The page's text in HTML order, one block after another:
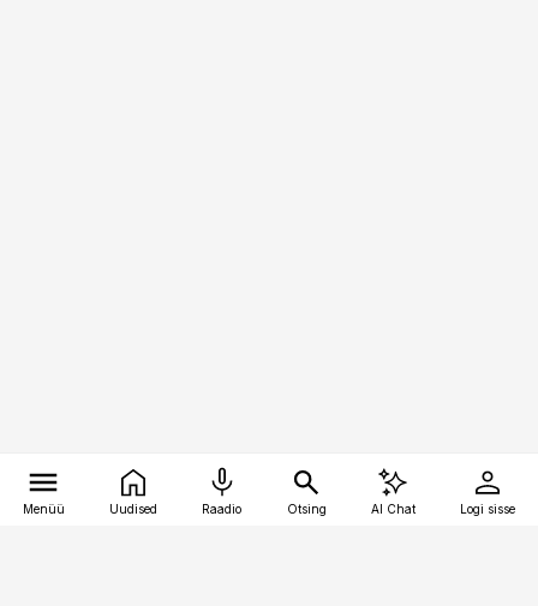
Menüü Uudised Raadio Otsing AI Chat Logi sisse